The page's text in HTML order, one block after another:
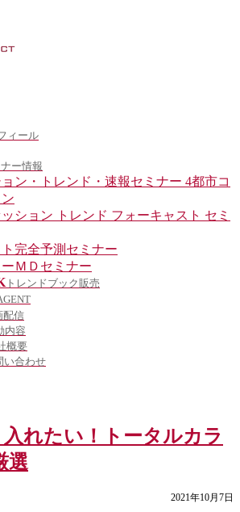
ィール
ー情報
ン・トレンド・速報セミナー 4都市コ
ション トレンド フォーキャスト セミ
完全予測セミナー
ＭＤセミナー
トレンドブック販売
配信
内容
概要
い合わせ
れたい！トータルカラ
選
2021年10月7日